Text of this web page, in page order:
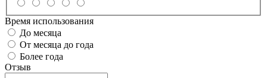
Время использования
До месяца
От месяца до года
Более года
Отзыв